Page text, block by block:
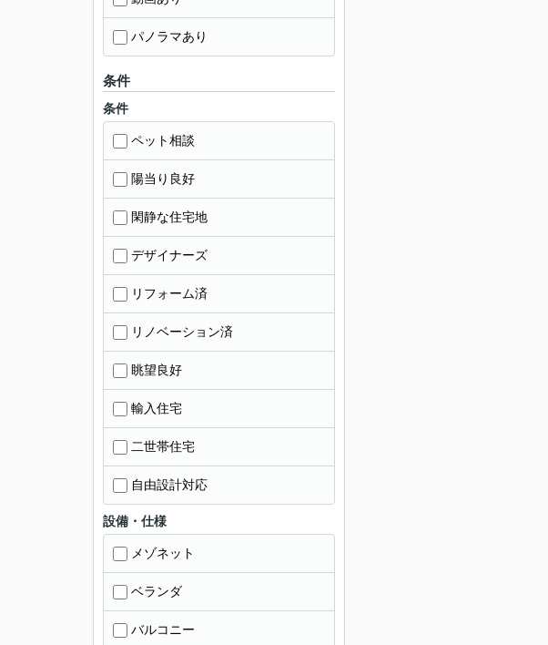
パノラマあり
条件
条件
ペット相談
陽当り良好
閑静な住宅地
デザイナーズ
リフォーム済
リノベーション済
眺望良好
輸入住宅
二世帯住宅
自由設計対応
設備・仕様
メゾネット
ベランダ
バルコニー